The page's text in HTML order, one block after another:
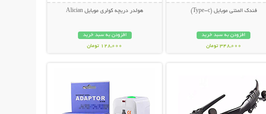
فندک المنتی موبایل (Type-c)
افزودن به سبد خرید
348,000 تومان
هولدر دریچه کولری موبایل Alician
افزودن به سبد خرید
128,000 تومان